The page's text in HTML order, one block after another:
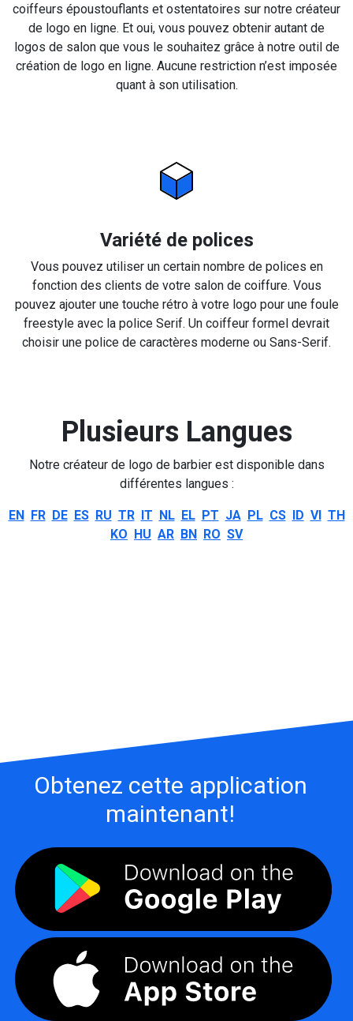
coiffeurs époustouflants et ostentatoires sur notre créateur
de logo en ligne. Et oui, vous pouvez obtenir autant de
logos de salon que vous le souhaitez grâce à notre outil de
création de logo en ligne. Aucune restriction n’est imposée
quant à son utilisation.
Variété de polices
Vous pouvez utiliser un certain nombre de polices en
fonction des clients de votre salon de coiffure. Vous
pouvez ajouter une touche rétro à votre logo pour une foule
freestyle avec la police Serif. Un coiffeur formel devrait
choisir une police de caractères moderne ou Sans-Serif.
Plusieurs Langues
Notre créateur de logo de barbier est disponible dans
différentes langues :
EN FR DE ES RU TR IT NL EL PT JA PL CS ID VI TH
KO HU AR BN RO SV
Obtenez cette application
maintenant!